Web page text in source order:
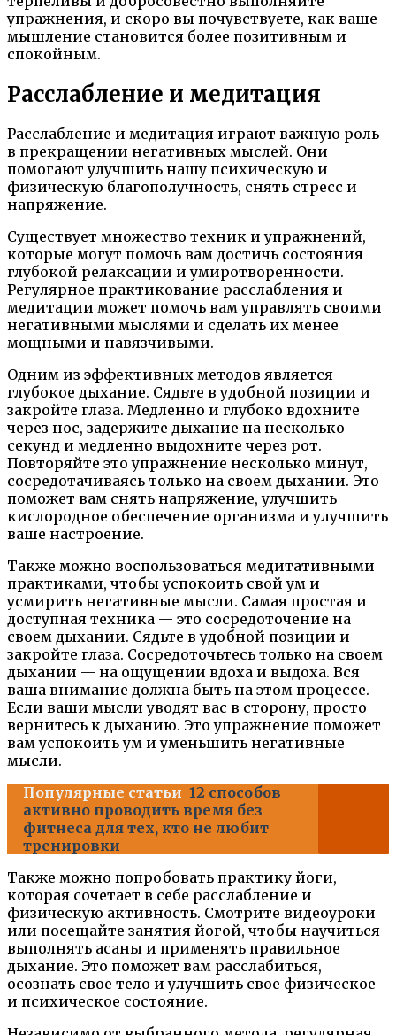
упражнения, и скоро вы почувствуете, как ваше
мышление становится более позитивным и
спокойным.
Расслабление и медитация
Расслабление и медитация играют важную роль
в прекращении негативных мыслей. Они
помогают улучшить нашу психическую и
физическую благополучность, снять стресс и
напряжение.
Существует множество техник и упражнений,
которые могут помочь вам достичь состояния
глубокой релаксации и умиротворенности.
Регулярное практикование расслабления и
медитации может помочь вам управлять своими
негативными мыслями и сделать их менее
мощными и навязчивыми.
Одним из эффективных методов является
глубокое дыхание. Сядьте в удобной позиции и
закройте глаза. Медленно и глубоко вдохните
через нос, задержите дыхание на несколько
секунд и медленно выдохните через рот.
Повторяйте это упражнение несколько минут,
сосредотачиваясь только на своем дыхании. Это
поможет вам снять напряжение, улучшить
кислородное обеспечение организма и улучшить
ваше настроение.
Также можно воспользоваться медитативными
практиками, чтобы успокоить свой ум и
усмирить негативные мысли. Самая простая и
доступная техника — это сосредоточение на
своем дыхании. Сядьте в удобной позиции и
закройте глаза. Сосредоточьтесь только на своем
дыхании — на ощущении вдоха и выдоха. Вся
ваша внимание должна быть на этом процессе.
Если ваши мысли уводят вас в сторону, просто
вернитесь к дыханию. Это упражнение поможет
вам успокоить ум и уменьшить негативные
мысли.
Популярные статьи 12 способов
активно проводить время без
фитнеса для тех, кто не любит
тренировки
Также можно попробовать практику йоги,
которая сочетает в себе расслабление и
физическую активность. Смотрите видеоуроки
или посещайте занятия йогой, чтобы научиться
выполнять асаны и применять правильное
дыхание. Это поможет вам расслабиться,
осознать свое тело и улучшить свое физическое
и психическое состояние.